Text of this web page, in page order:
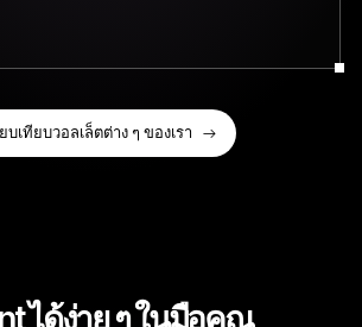
บเทียบวอลเล็ตต่าง ๆ ของเรา
ได้ง่าย ๆ ในมือคุณ